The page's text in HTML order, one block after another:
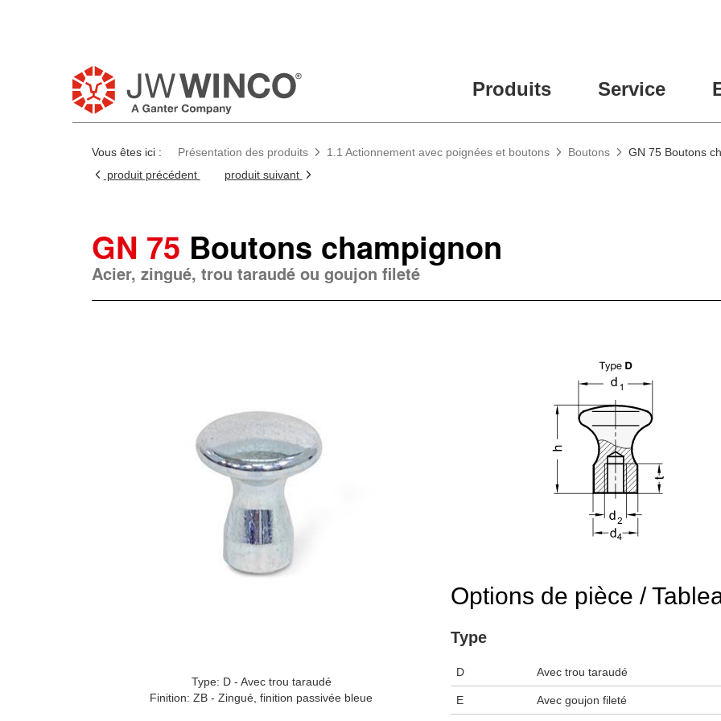
Produits Service
Vous êtes ici : Présentation des produits 1.1 Actionnement avec poignées et boutons Boutons
GN 75 Boutons
produit précédent
produit suivant
GN 75 Boutons champignon
Acier, zingué, trou taraudé ou goujon fileté
Type: D - Avec trou taraudé
Finition: ZB - Zingué, finition passivée bleue
Options de pièce /
Type
D Avec trou taraudé
E Avec goujon fileté